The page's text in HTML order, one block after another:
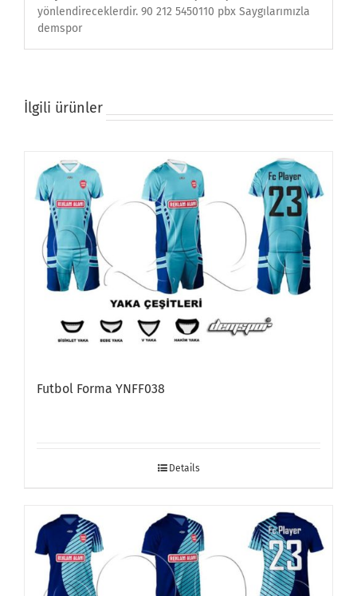
yönlendireceklerdir. 90 212 5450110 pbx Saygılarımızla
demspor
İlgili ürünler
Futbol Forma YNFF038
Details